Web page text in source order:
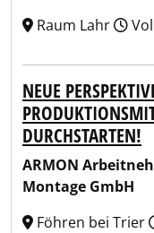
Raum Lahr
NEUE
DURCHSTARTEN!
ARMON
Montage GmbH
Föhren bei Trier